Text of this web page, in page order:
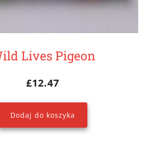
Lives Pigeon
£12.47
Dodaj do koszyka